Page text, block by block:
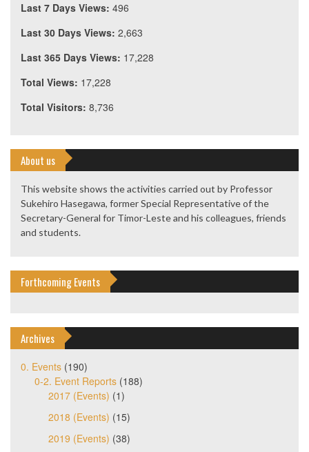
Last 7 Days Views: 496
Last 30 Days Views: 2,663
Last 365 Days Views: 17,228
Total Views: 17,228
Total Visitors: 8,736
About us
This website shows the activities carried out by Professor
Sukehiro Hasegawa, former Special Representative of the
Secretary-General for Timor-Leste and his colleagues, friends
and students.
Forthcoming Events
Archives
0. Events (190)
0-2. Event Reports (188)
2017 (Events) (1)
2018 (Events) (15)
2019 (Events) (38)